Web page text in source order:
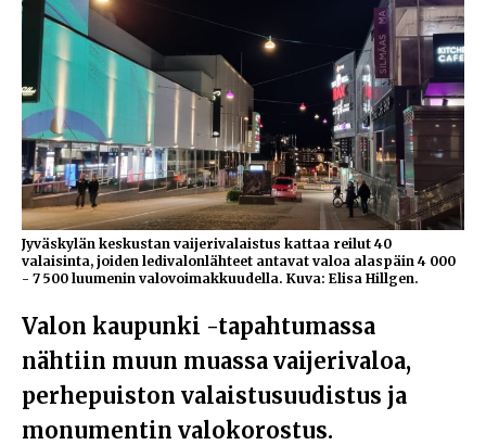
Jyväskylän keskustan vaijerivalaistus kattaa reilut 40
valaisinta, joiden ledivalonlähteet antavat valoa alaspäin 4 000
- 7 500 luumenin valovoimakkuudella. Kuva: Elisa Hillgen.
Valon kaupunki -tapahtumassa
nähtiin muun muassa vaijerivaloa,
perhepuiston valaistusuudistus ja
monumentin valokorostus.